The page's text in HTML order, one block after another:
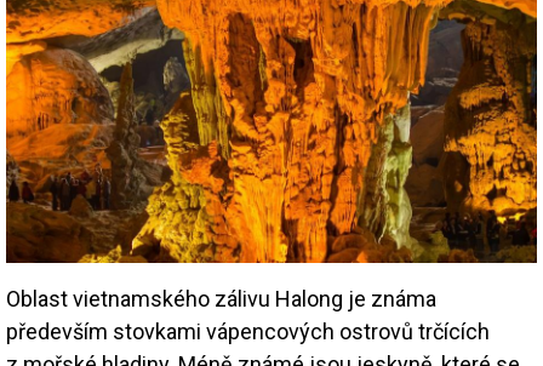
Oblast vietnamského zálivu Halong je známa
především stovkami vápencových ostrovů trčících